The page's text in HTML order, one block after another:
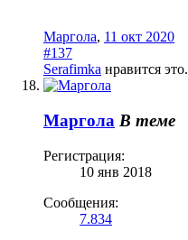
Маргола, 11 окт 2020
#137
Serafimka нравится это.
Маргола В теме
Регистрация:
10 янв 2018
Сообщения:
7.834